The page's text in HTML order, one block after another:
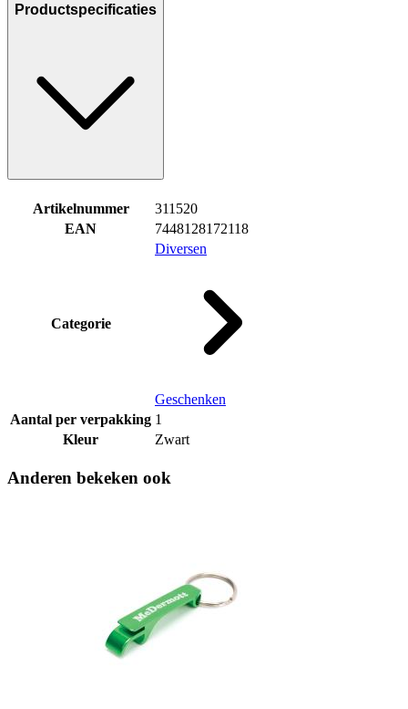
Productspecificaties
Artikelnummer
311520
EAN
7448128172118
Categorie
Diversen
Geschenken
Aantal per verpakking 1
Kleur
Zwart
Anderen bekeken ook